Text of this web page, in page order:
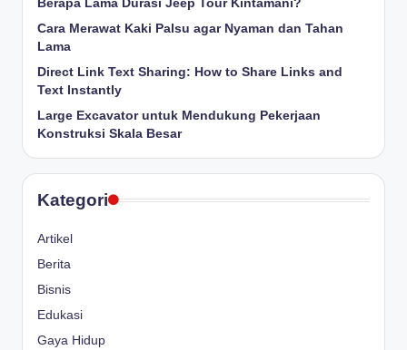
Berapa Lama Durasi Jeep Tour Kintamani?
Cara Merawat Kaki Palsu agar Nyaman dan Tahan
Lama
Direct Link Text Sharing: How to Share Links and
Text Instantly
Large Excavator untuk Mendukung Pekerjaan
Konstruksi Skala Besar
Kategori
Artikel
Berita
Bisnis
Edukasi
Gaya Hidup